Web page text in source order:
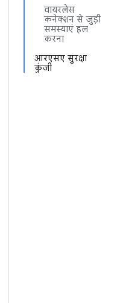
वायरलेस
कनेक्शन से जुड़ी
समस्याएं हल
करना
आरएसए सुरक्षा
कुंजी